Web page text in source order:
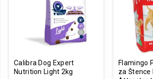
Calibra Dog Expert
Nutrition Light 2kg
Flamingo
za Štence